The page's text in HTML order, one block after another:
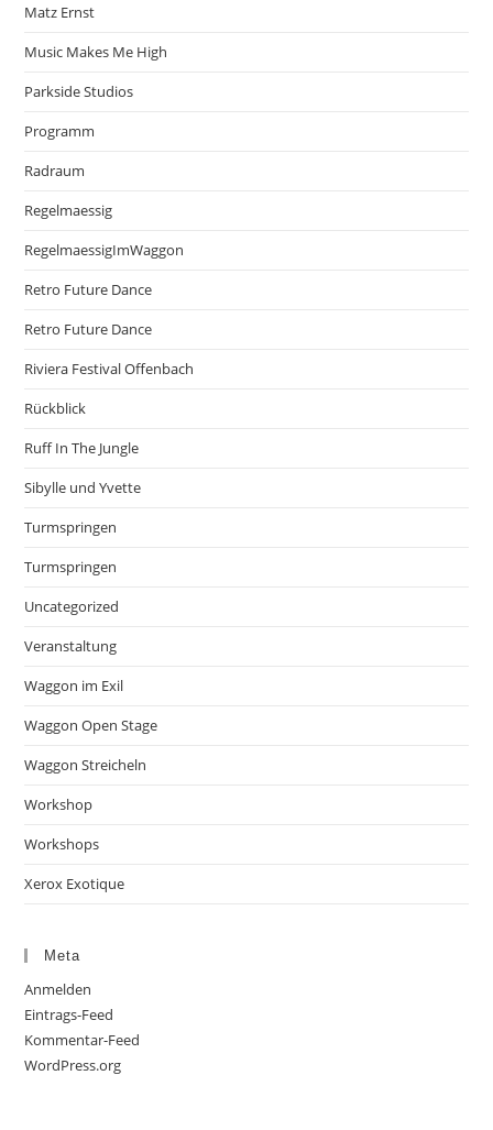
Matz Ernst
Music Makes Me High
Parkside Studios
Programm
Radraum
Regelmaessig
RegelmaessigImWaggon
Retro Future Dance
Retro Future Dance
Riviera Festival Offenbach
Rückblick
Ruff In The Jungle
Sibylle und Yvette
Turmspringen
Turmspringen
Uncategorized
Veranstaltung
Waggon im Exil
Waggon Open Stage
Waggon Streicheln
Workshop
Workshops
Xerox Exotique
Meta
Anmelden
Eintrags-Feed
Kommentar-Feed
WordPress.org